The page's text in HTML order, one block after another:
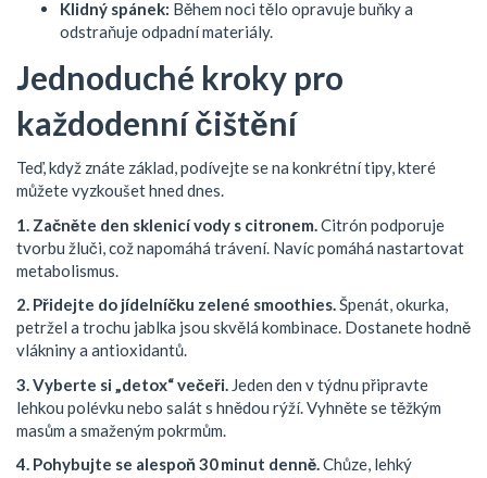
Klidný spánek: Během noci tělo opravuje buňky a
odstraňuje odpadní materiály.
Jednoduché kroky pro
každodenní čištění
Teď, když znáte základ, podívejte se na konkrétní tipy, které
můžete vyzkoušet hned dnes.
1. Začněte den sklenicí vody s citronem. Citrón podporuje
tvorbu žluči, což napomáhá trávení. Navíc pomáhá nastartovat
metabolismus.
2. Přidejte do jídelníčku zelené smoothies.Špenát, okurka,
petržel a trochu jablka jsou skvělá kombinace. Dostanete hodně
vlákniny a antioxidantů.
3. Vyberte si „detox“ večeři. Jeden den v týdnu připravte
lehkou polévku nebo salát s hnědou rýží. Vyhněte se těžkým
masům a smaženým pokrmům.
4. Pohybujte se alespoň 30 minut denně.Chůze, lehký